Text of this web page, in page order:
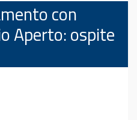
con
Aperto: ospite